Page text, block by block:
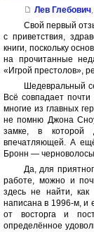
Лев Глебович,
Свой первый
с приветствия,
книги, поскольку
на прочитанные
«Игрой престолов»,
Шедевральный
Всё совпадает
многие из главных
не помню Джона
замке, в которой
впечатляющей. А
Бронн —
Да, для
работе, можно и
здесь не найти, как
написана в 1996-м, и
от восторга и
определённое